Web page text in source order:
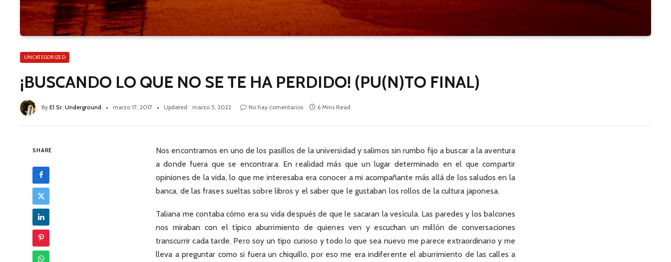
UNCATEGORIZED
¡BUSCANDO LO QUE NO SE TE HA PERDIDO! (PU(N)TO FINAL)
By El Sr. Underground marzo 17, 2017 Updated: marzo 5, 2022 No hay comentarios 6 Mins Read
SHARE
Nos encontramos en uno de los pasillos de la universidad y salimos sin rumbo fijo a buscar a la aventura
a donde fuera que se encontrara. En realidad más que un lugar determinado en el que compartir
opiniones de la vida, lo que me interesaba era conocer a mi acompañante más allá de los saludos en la
banca, de las frases sueltas sobre libros y el saber que le gustaban los rollos de la cultura japonesa.
Taliana me contaba cómo era su vida después de que le sacaran la vesícula. Las paredes y los balcones
nos miraban con el típico aburrimiento de quienes ven y escuchan un millón de conversaciones
transcurrir cada tarde. Pero soy un tipo curioso y todo lo que sea nuevo me parece extraordinario y me
lleva a preguntar como si fuera un chiquillo, por eso me era indiferente el aburrimiento de las calles a